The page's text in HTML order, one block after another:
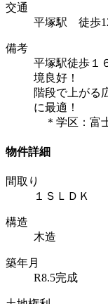
交通
平塚駅 徒歩
備考
平塚駅徒歩１
境良好！
階段で上がる
に最適！
＊学区：富
物件詳細
間取り
１ＳＬＤＫ
構造
木造
築年月
R8.5完成